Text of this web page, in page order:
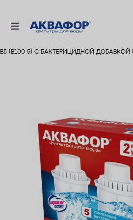
ДЛЯ БИЗНЕСА
АКСЕССУАРЫ
(В100-5) С БАКТЕРИЦИДНОЙ ДОБАВКОЙ